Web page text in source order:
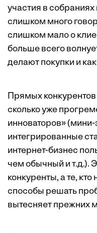
участия в собраниях
слишком много
слишком мало о
больше всего
делают покупки и
Прямых конкурентов
сколько уже
инноваторов»
интегрированные
интернет-бизнес
чем обычный и т.д.).
конкуренты, а те,
способы решать
вытесняет прежних